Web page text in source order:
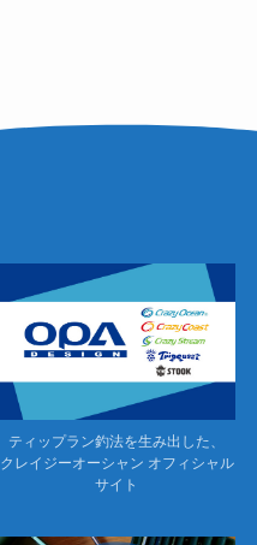
ティップラン釣法を生み出した、
クレイジーオーシャン オフィシャル
サイト